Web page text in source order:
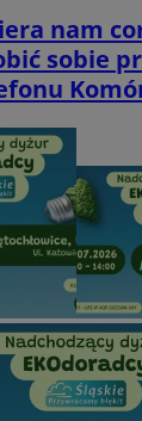
nam
sobie